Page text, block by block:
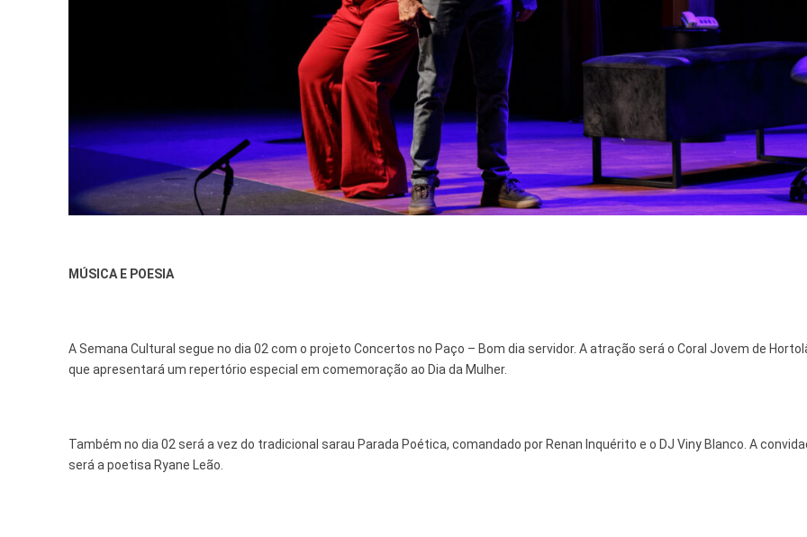
MÚSICA E POESIA
A Semana Cultural segue no dia 02 com o projeto Concertos no Paço – Bom dia servidor. A atração será o Coral Jovem de
que apresentará um repertório especial em comemoração ao Dia da Mulher.
Também no dia 02 será a vez do tradicional sarau Parada Poética, comandado por Renan Inquérito e o DJ Viny Blanco. A
será a poetisa Ryane Leão.